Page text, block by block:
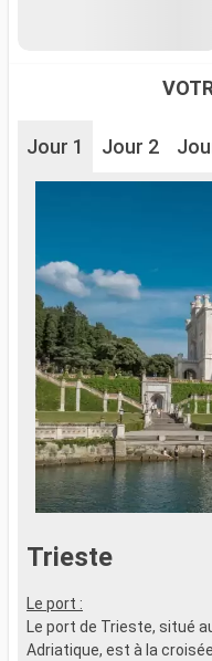
Jour 1 Jour 2
Trieste
Le port :
Le port de Trieste, situé
Adriatique, est à la